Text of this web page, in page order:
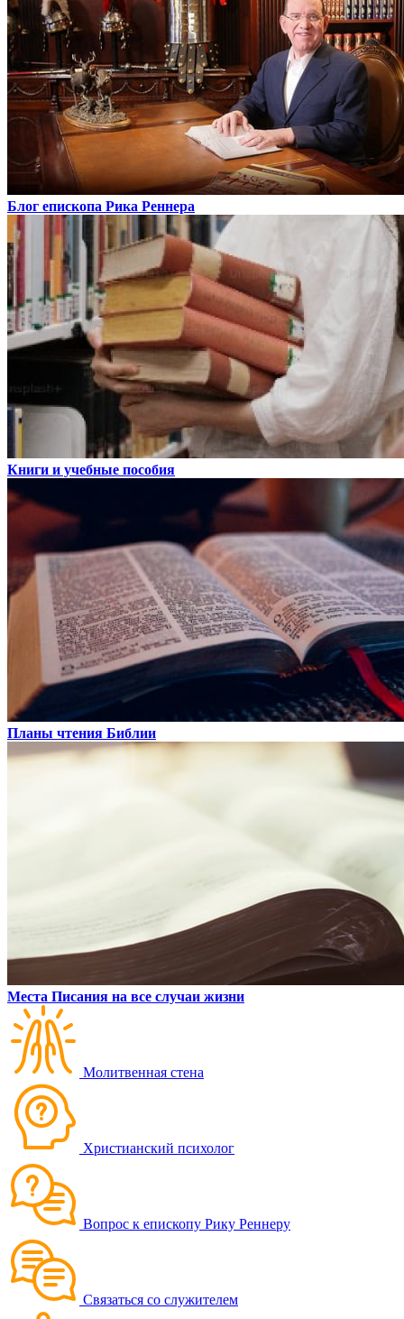
Блог епископа Рика Реннера
Книги и учебные пособия
Планы чтения Библии
Места Писания на все случаи жизни
Молитвенная стена
Христианский психолог
Вопрос к епископу Рику Реннеру
Связаться со служителем